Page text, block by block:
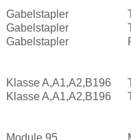
Gabelstapler
Gabelstapler
Gabelstapler
Klasse A,A1,A2,B196
Klasse A,A1,A2,B196
Module 95